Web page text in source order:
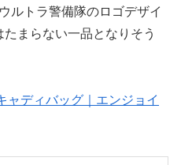
ルトラ警備隊のロゴデザイ
まらない一品となりそう
ャディバッグ｜エンジョイ